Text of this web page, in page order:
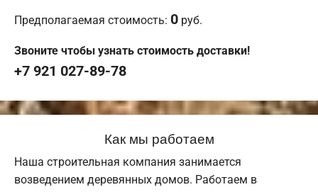
Предполагаемая стоимость: 0 руб.
Звоните чтобы узнать стоимость доставки!
+7 921 027-89-78
Как мы работаем
Наша строительная компания занимается
возведением деревянных домов. Работаем в